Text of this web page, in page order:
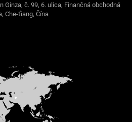
Ginza, č. 99, 6. ulica, Finančná obchodná
Che-ťiang, Čína